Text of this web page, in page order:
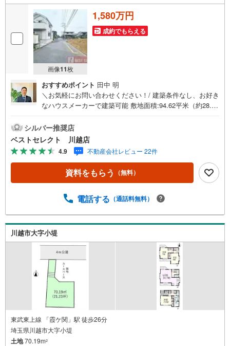
画像11枚
1,580万円
成約でもらえる
おすすめポイント 田中 明
＼お気軽にお問い合わせください！/ 建築条件なし、お好き
なハウスメーカーで建築可能 敷地面積:94.62平米（約28.62
塚公園で○オーケー川越伊勢原店、川越西図書館至近○2路
線2駅利用可○建築プランについてもお気軽にお問合せ下さ
い○住宅ローンや資金計画等ご相談承ります【営業時間 9:3
0-18:00】定休日:基本毎週火曜日上記時間はお電話が繋がり
やすくなっております。ぜひお気軽にご連絡下さい！現地
を見学される場合は「室内・現地を見学する（無料）」ボ
ご案内が可能です。
シルバー推奨店
ベストセレクト 川越店
4.9 不動産会社レビュー 22件
資料をもらう （無料）
電話する （通話料無料）
川越市大字小堤
東武東上線 「霞ケ関」駅 徒歩26分
埼玉県川越市大字小堤
土地70.19m2